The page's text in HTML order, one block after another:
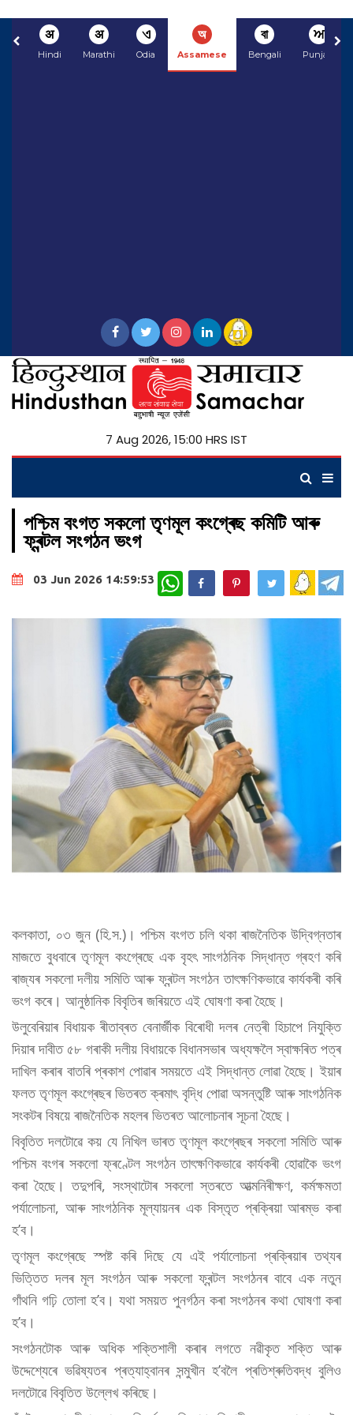
अ
Hindi
अ
Marathi
ଏ
Odia
অ
Assamese
বা
Bengali
ਅ
Punjabi
7 Aug 2026, 15:00 HRS IST
পশ্চিম বংগত সকলো তৃণমূল কংগ্ৰেছ কমিটি আৰু
ফ্ৰন্টল সংগঠন ভংগ
03 Jun 2026 14:59:53 WhatsApp
কলকাতা, ০৩ জুন (হি.স.)। পশ্চিম বংগত চলি থকা ৰাজনৈতিক উদ্বিগ্নতাৰ
মাজতে বুধবাৰে তৃণমূল কংগ্ৰেছে এক বৃহৎ সাংগঠনিক সিদ্ধান্ত গ্ৰহণ কৰি
ৰাজ্যৰ সকলো দলীয় সমিতি আৰু ফ্ৰন্টল সংগঠন তাৎক্ষণিকভাৱে কাৰ্যকৰী কৰি
ভংগ কৰে। আনুষ্ঠানিক বিবৃতিৰ জৰিয়তে এই ঘোষণা কৰা হৈছে।
উলুবেৰিয়াৰ বিধায়ক ৰীতাব্ৰত বেনাৰ্জীক বিৰোধী দলৰ নেত্ৰী হিচাপে নিযুক্তি
দিয়াৰ দাবীত ৫৮ গৰাকী দলীয় বিধায়কে বিধানসভাৰ অধ্যক্ষলৈ স্বাক্ষৰিত পত্ৰ
দাখিল কৰাৰ বাতৰি প্ৰকাশ পোৱাৰ সময়তে এই সিদ্ধান্ত লোৱা হৈছে। ইয়াৰ
ফলত তৃণমূল কংগ্ৰেছৰ ভিতৰত ক্ৰমাৎ বৃদ্ধি পোৱা অসন্তুষ্টি আৰু সাংগঠনিক
সংকটৰ বিষয়ে ৰাজনৈতিক মহলৰ ভিতৰত আলোচনাৰ সূচনা হৈছে।
বিবৃতিত দলটোৱে কয় যে নিখিল ভাৰত তৃণমূল কংগ্ৰেছৰ সকলো সমিতি আৰু
পশ্চিম বংগৰ সকলো ফ্ৰণ্টেল সংগঠন তাৎক্ষণিকভাৱে কাৰ্যকৰী হোৱাকৈ ভংগ
কৰা হৈছে। তদুপৰি, সংস্থাটোৰ সকলো স্তৰতে আত্মনিৰীক্ষণ, কৰ্মক্ষমতা
পৰ্যালোচনা, আৰু সাংগঠনিক মূল্যায়নৰ এক বিস্তৃত প্ৰক্ৰিয়া আৰম্ভ কৰা
হ’ব।
তৃণমূল কংগ্ৰেছে স্পষ্ট কৰি দিছে যে এই পৰ্যালোচনা প্ৰক্ৰিয়াৰ তথ্যৰ
ভিত্তিত দলৰ মূল সংগঠন আৰু সকলো ফ্ৰন্টল সংগঠনৰ বাবে এক নতুন
গাঁথনি গঢ়ি তোলা হ’ব। যথা সময়ত পুনৰ্গঠন কৰা সংগঠনৰ কথা ঘোষণা কৰা
হ’ব।
সংগঠনটোক আৰু অধিক শক্তিশালী কৰাৰ লগতে নৱীকৃত শক্তি আৰু
উদ্দেশ্যেৰে ভৱিষ্যতৰ প্ৰত্যাহ্বানৰ সন্মুখীন হ’বলৈ প্ৰতিশ্ৰুতিবদ্ধ বুলিও
দলটোৱে বিবৃতিত উল্লেখ কৰিছে।